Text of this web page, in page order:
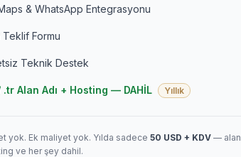
& WhatsApp Entegrasyonu
Teklif Formu
Teknik Destek
Alan Adı + Hosting — DAHİL Yıllık
yok. Ek maliyet yok. Yılda sadece 50 USD + KDV — alan
ve her şey dahil.